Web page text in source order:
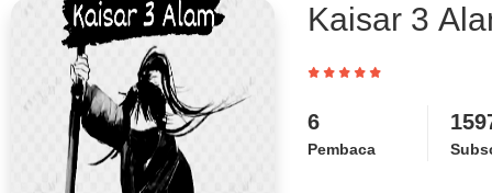
Kaisar 3
6
Pembaca